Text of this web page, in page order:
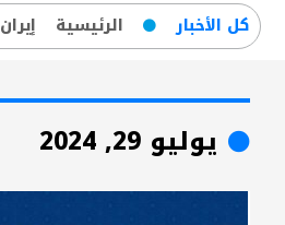
کل‌ الأخبار الرئيسية إيران
يوليو 29, 2024